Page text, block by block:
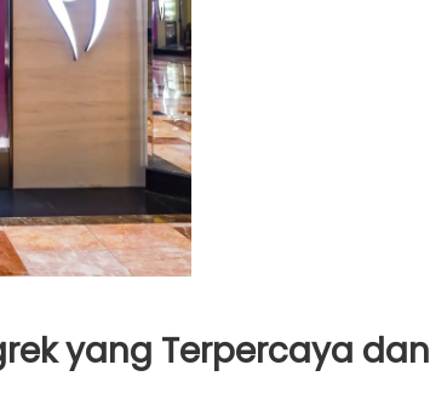
yang Terpercaya dan